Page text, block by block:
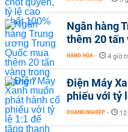
Ngân hàng
thêm 20 tấn
HÀNG HÓA - 4 giờ
Điện Máy
phiếu với tỷ
DOANH NGHIỆP -